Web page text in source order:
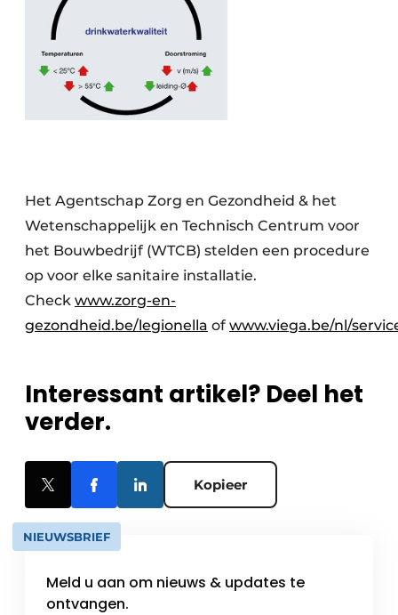
Het Agentschap Zorg en Gezondheid & het
Wetenschappelijk en Technisch Centrum voor
het Bouwbedrijf (WTCB) stelden een procedure
op voor elke sanitaire installatie.
Check www.zorg-en-
gezondheid.be/legionella of www.viega.be/nl/
Interessant artikel? Deel het
verder.
Kopieer
NIEUWSBRIEF
Meld u aan om nieuws & updates te
ontvangen.